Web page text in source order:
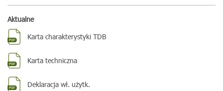
Aktualne
Karta charakterystyki TDB
Karta techniczna
Deklaracja wł. użytk.